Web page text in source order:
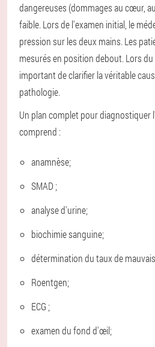
dangereuses (dommages au cœur,
faible. Lors de l'examen initial, le
pression sur les deux mains. Les
mesurés en position debout. Lors
important de clarifier la véritable
pathologie.
Un plan complet pour diagnostiquer
comprend :
anamnèse;
SMAD ;
analyse d'urine;
biochimie sanguine;
détermination du taux de
Roentgen;
ECG ;
examen du fond d'œil;